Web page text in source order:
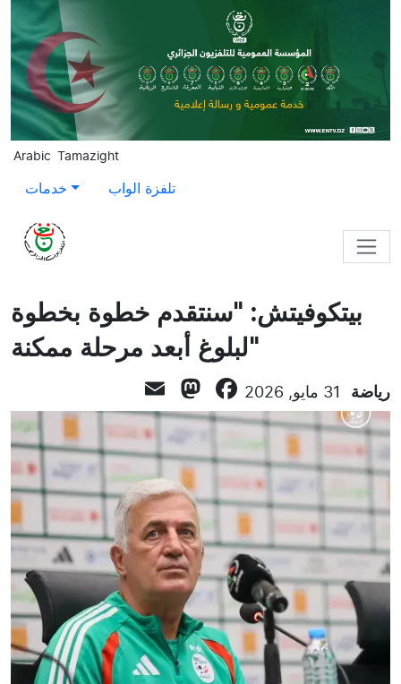
Skip to main content
Arabic Tamazight
خدمات تلفزة الواب
بيتكوفيتش: "سنتقدم خطوة بخطوة
لبلوغ أبعد مرحلة ممكنة"
رياضة 31 مايو, 2026 Facebook
Mastodon